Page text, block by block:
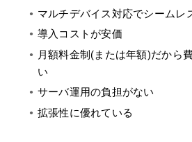
マルチデバイス対応でシームレ
導入コストが安価
月額料金制(または年額)だから
い
サーバ運用の負担がない
拡張性に優れている